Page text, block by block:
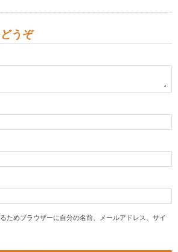
うぞ
ためブラウザーに自分の名前、メールアドレス、サイ